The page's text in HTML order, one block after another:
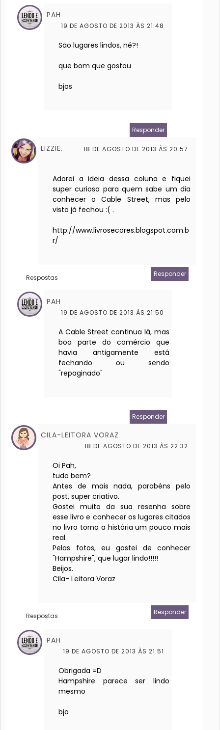
PAH
19 DE AGOSTO DE 2013 ÀS 21:48
São lugares lindos, né?!
que bom que gostou
bjos
Responder
LIZZIE. 18 DE AGOSTO DE 2013 ÀS 20:57
Adorei a ideia dessa coluna e fiquei
super curiosa para quem sabe um dia
conhecer o Cable Street, mas pelo
visto já fechou :( .
http://www.livrosecores.blogspot.com.b
r/
Responder
Respostas
PAH
19 DE AGOSTO DE 2013 ÀS 21:50
A Cable Street continua lá, mas
boa parte do comércio que
havia antigamente está
fechando ou sendo
"repaginado"
Responder
CILA-LEITORA VORAZ
18 DE AGOSTO DE 2013 ÀS 22:32
Oi Pah,
tudo bem?
Antes de mais nada, parabéns pelo
post, super criativo.
Gostei muito da sua resenha sobre
esse livro e conhecer os lugares citados
no livro torna a história um pouco mais
real.
Pelas fotos, eu gostei de conhecer
"Hampshire", que lugar lindo!!!!!
Beijos.
Cila- Leitora Voraz
Responder
Respostas
PAH
19 DE AGOSTO DE 2013 ÀS 21:51
Obrigada =D
Hampshire parece ser lindo
mesmo
bjo